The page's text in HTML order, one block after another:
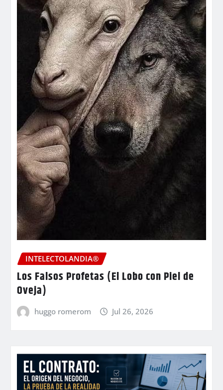
INTELECTOLANDIA®
Los Falsos Profetas (El Lobo con Piel de
Oveja)
huggo romerom Jul 26, 2026